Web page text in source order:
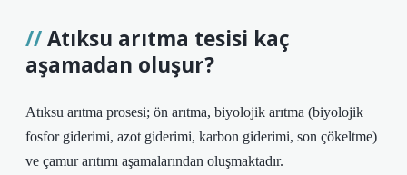
Atıksu arıtma tesisi kaç
aşamadan oluşur?
Atıksu arıtma prosesi; ön arıtma, biyolojik arıtma (biyolojik
fosfor giderimi, azot giderimi, karbon giderimi, son çökeltme)
ve çamur arıtımı aşamalarından oluşmaktadır.